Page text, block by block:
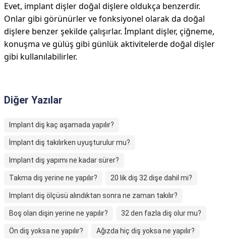
Evet, implant dişler doğal dişlere oldukça benzerdir.
Onlar gibi görünürler ve fonksiyonel olarak da doğal
dişlere benzer şekilde çalışırlar. İmplant dişler, çiğneme,
konuşma ve gülüş gibi günlük aktivitelerde doğal dişler
gibi kullanılabilirler.
Diğer Yazılar
Implant diş kaç aşamada yapılır?
İmplant diş takılırken uyuşturulur mu?
Implant diş yapımı ne kadar sürer?
Takma diş yerine ne yapılır? 20 lik diş 32 dişe dahil mi?
Implant diş ölçüsü alındıktan sonra ne zaman takılır?
Boş olan dişin yerine ne yapılır? 32 den fazla diş olur mu?
Ön diş yoksa ne yapılır? Ağızda hiç diş yoksa ne yapılır?